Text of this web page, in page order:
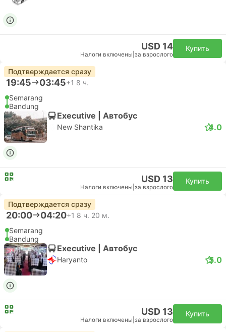
USD 14
Налоги включены за взрослого
Купить
Подтверждается сразу
19:45 03:45+1 8 ч.
Semarang
Bandung
Executive | Автобус
New Shantika 4.0
USD 13
Налоги включены за взрослого
Купить
Подтверждается сразу
20:00 04:20+1 8 ч. 20 м.
Semarang
Bandung
Executive | Автобус
Haryanto 5.0
USD 13
Налоги включены за взрослого
Купить